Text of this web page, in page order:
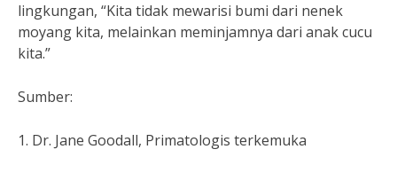
lingkungan, “Kita tidak mewarisi bumi dari nenek
moyang kita, melainkan meminjamnya dari anak cucu
kita.”
Sumber:
1. Dr. Jane Goodall, Primatologis terkemuka